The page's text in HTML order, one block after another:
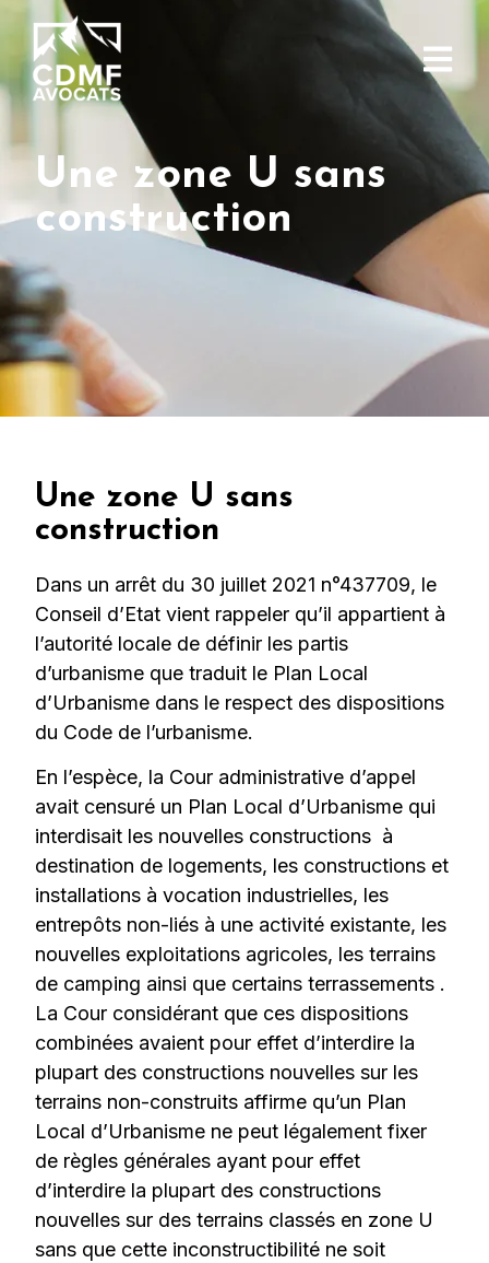
Une zone U sans
construction
Une zone U sans
construction
Dans un arrêt du 30 juillet 2021 n°437709, le
Conseil d’Etat vient rappeler qu’il appartient à
l’autorité locale de définir les partis
d’urbanisme que traduit le Plan Local
d’Urbanisme dans le respect des dispositions
du Code de l’urbanisme.
En l’espèce, la Cour administrative d’appel
avait censuré un Plan Local d’Urbanisme qui
interdisait les nouvelles constructions à
destination de logements, les constructions et
installations à vocation industrielles, les
entrepôts non-liés à une activité existante, les
nouvelles exploitations agricoles, les terrains
de camping ainsi que certains terrassements .
La Cour considérant que ces dispositions
combinées avaient pour effet d’interdire la
plupart des constructions nouvelles sur les
terrains non-construits affirme qu’un Plan
Local d’Urbanisme ne peut légalement fixer
de règles générales ayant pour effet
d’interdire la plupart des constructions
nouvelles sur des terrains classés en zone U
sans que cette inconstructibilité ne soit